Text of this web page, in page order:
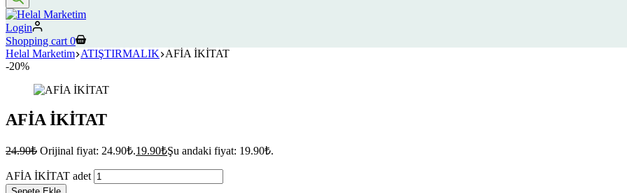
Login
Shopping cart 0
Helal Marketim ATIŞTIRMALIK AFİA İKİTAT
-20%
AFİA İKİTAT
24.90₺ Orijinal fiyat: 24.90₺.19.90₺Şu andaki fiyat: 19.90₺.
AFİA İKİTAT adet